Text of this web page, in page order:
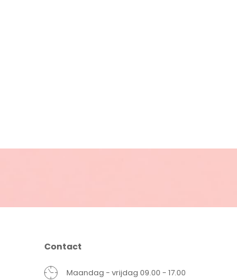
Contact
Maandag - vrijdag 09.00 - 17.00